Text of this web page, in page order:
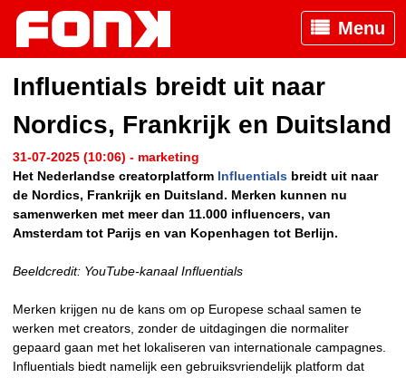
Menu
Influentials breidt uit naar
Nordics, Frankrijk en Duitsland
31-07-2025 (10:06) - marketing
Het Nederlandse creatorplatform Influentials breidt uit naar
de Nordics, Frankrijk en Duitsland. Merken kunnen nu
samenwerken met meer dan 11.000 influencers, van
Amsterdam tot Parijs en van Kopenhagen tot Berlijn.
Beeldcredit: YouTube-kanaal Influentials
Merken krijgen nu de kans om op Europese schaal samen te
werken met creators, zonder de uitdagingen die normaliter
gepaard gaan met het lokaliseren van internationale campagnes.
Influentials biedt namelijk een gebruiksvriendelijk platform dat